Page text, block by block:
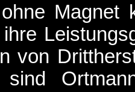
Magnet
von
sind